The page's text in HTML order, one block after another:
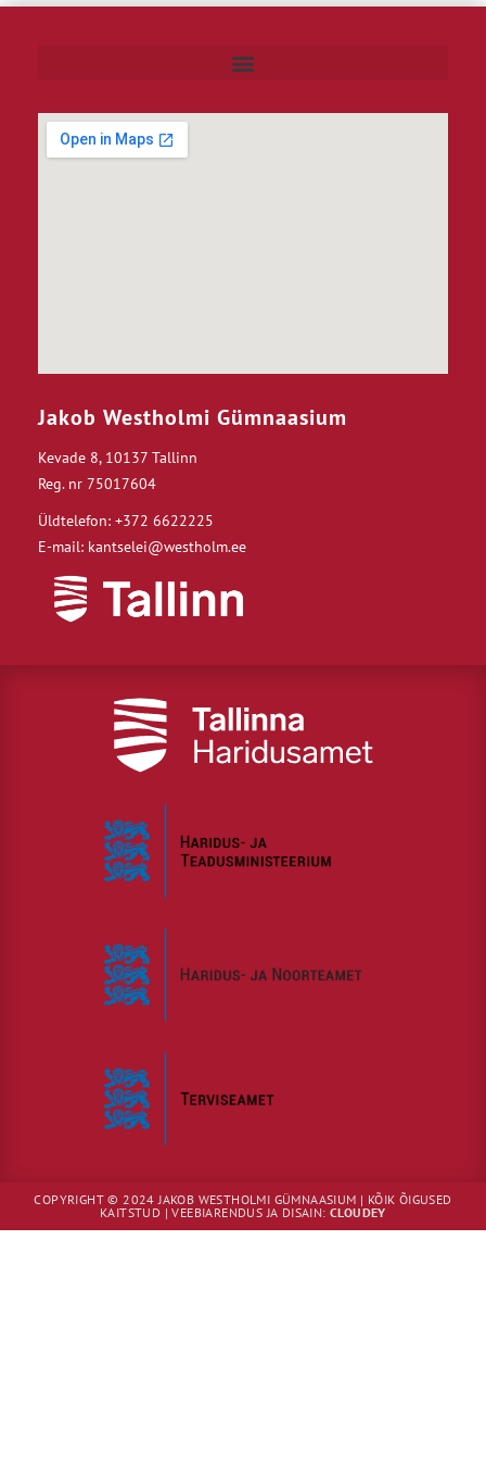
Jakob Westholmi Gümnaasium
Kevade 8, 10137 Tallinn
Reg. nr 75017604
Üldtelefon: +372 6622225
E-mail: kantselei@westholm.ee
COPYRIGHT © 2024 JAKOB WESTHOLMI GÜMNAASIUM | KÕIK ÕIGUSED
KAITSTUD | VEEBIARENDUS JA DISAIN:CLOUDEY